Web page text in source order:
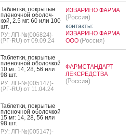
Таб­летки, пок­ры­тые
пле­ноч­ной обо­лоч­
кой, 2.5 мг: 60 или 100
шт.
РУ: ЛП-№(006824)-
(РГ-RU) от 09.09.24
ИЗВАРИНО ФАРМА
(Россия)
контакты:
ИЗВАРИНО ФАРМА
ООО (Россия)
Таб­летки, пок­ры­тые
пле­ноч­ной обо­лоч­кой
10 мг: 14, 28, 56 или
98 шт.
РУ: ЛП-№(005147)-
(РГ-RU) от 11.04.24
ФАРМСТАНДАРТ-
ЛЕКСРЕДСТВА
(Россия)
Таб­летки, пок­ры­тые
пле­ноч­ной обо­лоч­кой
15 мг: 14, 28, 56 или
98 шт.
РУ: ЛП-№(005147)-